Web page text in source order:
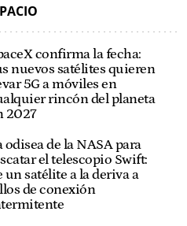
confirma la fecha:
nuevos satélites quieren
5G a móviles en
rincón del planeta
2027
odisea de la NASA para
el telescopio Swift:
un satélite a la deriva a
de conexión